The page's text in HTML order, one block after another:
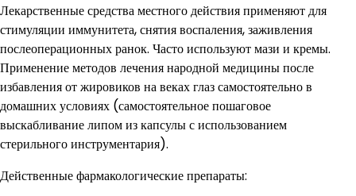
Лекарственные средства местного действия применяют для
стимуляции иммунитета, снятия воспаления, заживления
послеоперационных ранок. Часто используют мази и кремы.
Применение методов лечения народной медицины после
избавления от жировиков на веках глаз самостоятельно в
домашних условиях (самостоятельное пошаговое
выскабливание липом из капсулы с использованием
стерильного инструментария).
Действенные фармакологические препараты: